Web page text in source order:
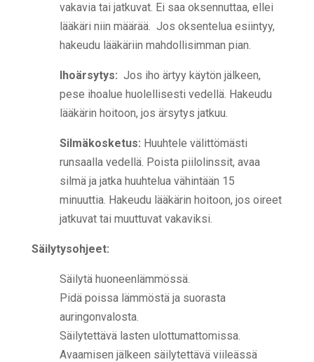
vakavia tai jatkuvat. Ei saa oksennuttaa, ellei
lääkäri niin määrää. Jos oksentelua esiintyy,
hakeudu lääkäriin mahdollisimman pian.
Ihoärsytys: Jos iho ärtyy käytön jälkeen,
pese ihoalue huolellisesti vedellä. Hakeudu
lääkärin hoitoon, jos ärsytys jatkuu.
Silmäkosketus: Huuhtele välittömästi
runsaalla vedellä. Poista piilolinssit, avaa
silmä ja jatka huuhtelua vähintään 15
minuuttia. Hakeudu lääkärin hoitoon, jos oireet
jatkuvat tai muuttuvat vakaviksi.
Säilytysohjeet:
Säilytä huoneenlämmössä.
Pidä poissa lämmöstä ja suorasta
auringonvalosta.
Säilytettävä lasten ulottumattomissa.
Avaamisen jälkeen säilytettävä viileässä